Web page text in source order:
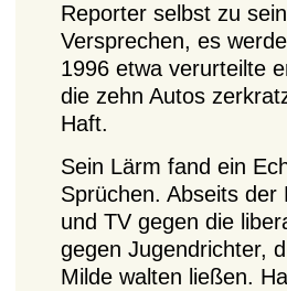
Reporter selbst zu
Versprechen, es
1996 etwa verurteilte
die zehn Autos
Haft.
Sein Lärm fand ein
Sprüchen. Abseits
und TV gegen die
gegen Jugendrichter,
Milde walten ließen.